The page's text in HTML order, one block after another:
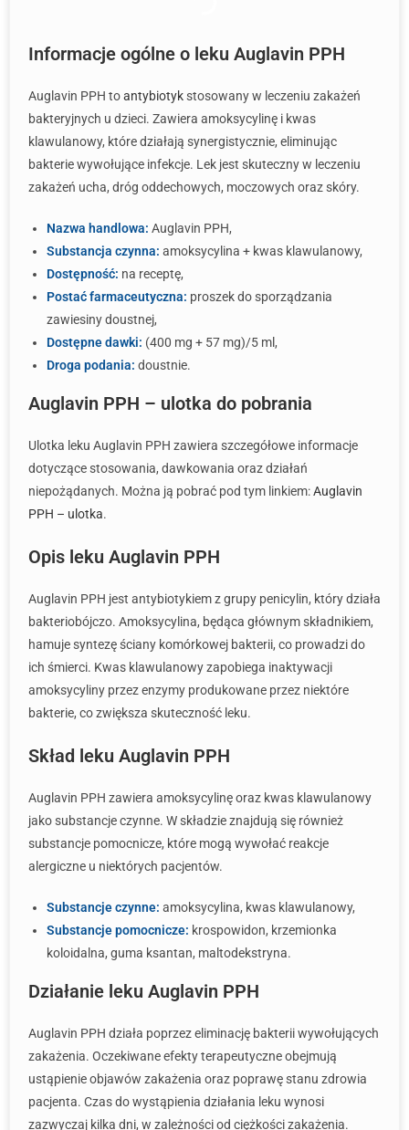
Informacje ogólne o leku Auglavin PPH
Auglavin PPH toantybiotykstosowany w leczeniu zakażeń
bakteryjnych u dzieci. Zawiera amoksycylinę i kwas
klawulanowy, które działają synergistycznie, eliminując
bakterie wywołujące infekcje. Lek jest skuteczny w leczeniu
zakażeń ucha, dróg oddechowych, moczowych oraz skóry.
Nazwa handlowa: Auglavin PPH,
Substancja czynna: amoksycylina + kwas klawulanowy,
Dostępność: na receptę,
Postać farmaceutyczna: proszek do sporządzania
zawiesiny doustnej,
Dostępne dawki: (400 mg + 57 mg)/5 ml,
Droga podania: doustnie.
Auglavin PPH – ulotka do pobrania
Ulotka leku Auglavin PPH zawiera szczegółowe informacje
dotyczące stosowania, dawkowania oraz działań
niepożądanych. Można ją pobrać pod tym linkiem:Auglavin
PPH – ulotka.
Opis leku Auglavin PPH
Auglavin PPH jest antybiotykiem z grupy penicylin, który działa
bakteriobójczo. Amoksycylina, będąca głównym składnikiem,
hamuje syntezę ściany komórkowej bakterii, co prowadzi do
ich śmierci. Kwas klawulanowy zapobiega inaktywacji
amoksycyliny przez enzymy produkowane przez niektóre
bakterie, co zwiększa skuteczność leku.
Skład leku Auglavin PPH
Auglavin PPH zawiera amoksycylinę oraz kwas klawulanowy
jako substancje czynne. W składzie znajdują się również
substancje pomocnicze, które mogą wywołać reakcje
alergiczne u niektórych pacjentów.
Substancje czynne: amoksycylina, kwas klawulanowy,
Substancje pomocnicze: krospowidon, krzemionka
koloidalna, guma ksantan, maltodekstryna.
Działanie leku Auglavin PPH
Auglavin PPH działa poprzez eliminację bakterii wywołujących
zakażenia. Oczekiwane efekty terapeutyczne obejmują
ustąpienie objawów zakażenia oraz poprawę stanu zdrowia
pacjenta. Czas do wystąpienia działania leku wynosi
zazwyczaj kilka dni, w zależności od ciężkości zakażenia.